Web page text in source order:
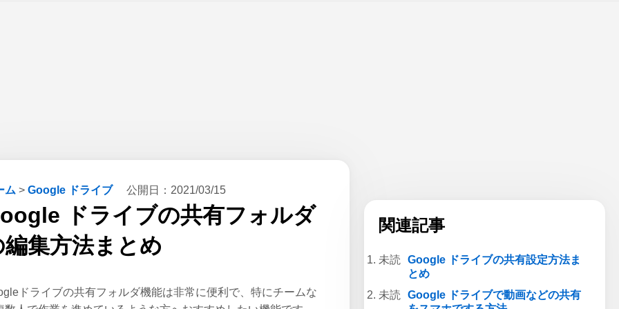
ム > Google ドライブ 公開日： 2021/03/15
ドライブの共有フォルダ
編集方法まとめ
ドライブの共有フォルダ機能は非常に便利で、特にチームな
関連記事
Google ドライブの共有設定方法ま
とめ
Google ドライブで動画などの共有